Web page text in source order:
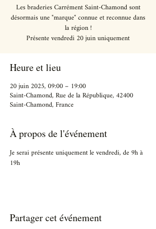
Les braderies Carrément Saint-Chamond sont
désormais une "marque" connue et reconnue dans
la région !
Présente vendredi 20 juin uniquement
Heure et lieu
20 juin 2025, 09:00 – 19:00
Saint-Chamond, Rue de la République, 42400
Saint-Chamond, France
À propos de l'événement
Je serai présente uniquement le vendredi, de 9h à
19h
Partager cet événement